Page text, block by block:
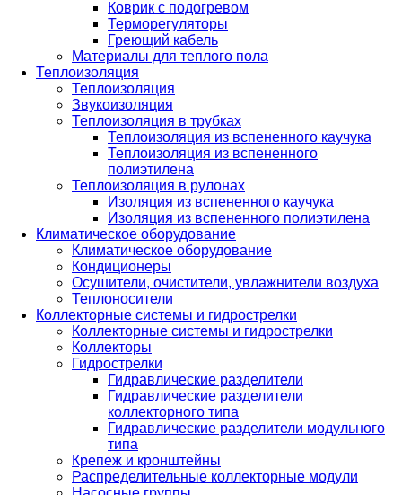
Коврик с подогревом
Терморегуляторы
Греющий кабель
Материалы для теплого пола
Теплоизоляция
Теплоизоляция
Звукоизоляция
Теплоизоляция в трубках
Теплоизоляция из вспененного каучука
Теплоизоляция из вспененного
полиэтилена
Теплоизоляция в рулонах
Изоляция из вспененного каучука
Изоляция из вспененного полиэтилена
Климатическое оборудование
Климатическое оборудование
Кондиционеры
Осушители, очистители, увлажнители воздуха
Теплоносители
Коллекторные системы и гидрострелки
Коллекторные системы и гидрострелки
Коллекторы
Гидрострелки
Гидравлические разделители
Гидравлические разделители
коллекторного типа
Гидравлические разделители модульного
типа
Крепеж и кронштейны
Распределительные коллекторные модули